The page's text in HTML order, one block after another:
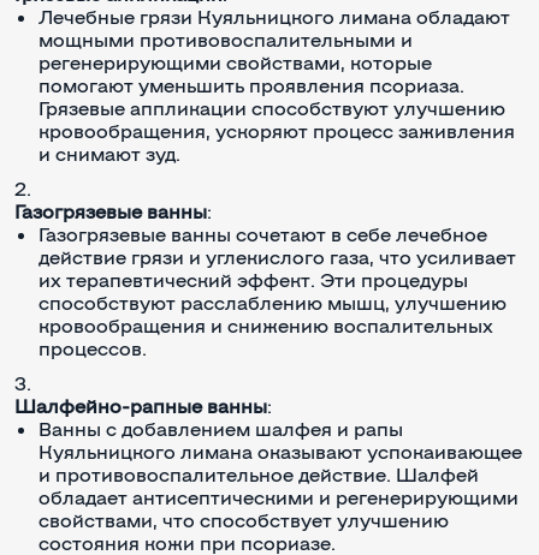
Лечебные грязи Куяльницкого лимана обладают
мощными противовоспалительными и
регенерирующими свойствами, которые
помогают уменьшить проявления псориаза.
Грязевые аппликации способствуют улучшению
кровообращения, ускоряют процесс заживления
и снимают зуд.
Газогрязевые ванны:
Газогрязевые ванны сочетают в себе лечебное
действие грязи и углекислого газа, что усиливает
их терапевтический эффект. Эти процедуры
способствуют расслаблению мышц, улучшению
кровообращения и снижению воспалительных
процессов.
Шалфейно-рапные ванны:
Ванны с добавлением шалфея и рапы
Куяльницкого лимана оказывают успокаивающее
и противовоспалительное действие. Шалфей
обладает антисептическими и регенерирующими
свойствами, что способствует улучшению
состояния кожи при псориазе.